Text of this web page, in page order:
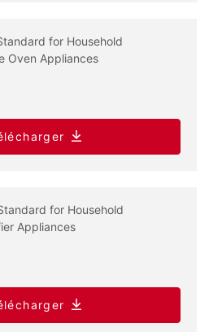
for Household
Oven Appliances
for Household
Appliances